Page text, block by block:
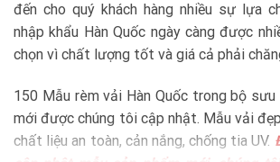
đến cho quý khách hàng nhiều sự lựa
nhập khẩu Hàn Quốc ngày càng được
chọn vì chất lượng tốt và giá cả phải
150 Mẫu rèm vải Hàn Quốc trong bộ
mới được chúng tôi cập nhật. Mẫu vải
chất liệu an toàn, cản nắng, chống tia UV.